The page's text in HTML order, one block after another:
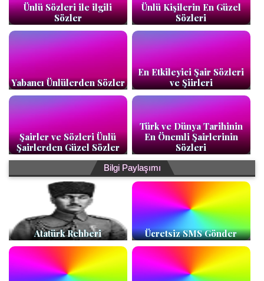
Ünlü Sözleri ile ilgili
Sözler
Ünlü Kişilerin En Güzel
Sözleri
Yabancı Ünlülerden Sözler
En Etkileyici Şair Sözleri
ve Şiirleri
Şairler ve Sözleri Ünlü
Şairlerden Güzel Sözler
Türk ve Dünya Tarihinin
En Önemli Şairlerinin
Sözleri
Bilgi Paylaşımı
Atatürk Rehberi Ücretsiz SMS Gönder